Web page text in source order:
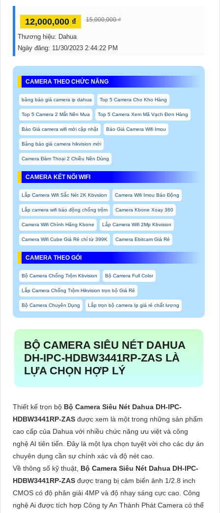
12,000,000 ₫ 15,000,000 ₫
Thương hiệu: Dahua
Ngày đăng: 11/30/2023 2:44:22 PM
CAMERA THEO CHỨC NĂNG
bảng báo giá camera ip dahua Top 5 Camera Cho Kho Hàng
Top 5 Camera 2 Mắt Nên Mua Top 5 Camera Xem Mã Vạch Đơn Hàng
Báo Giá camera wifi mới cập nhật Báo Giá Camera Wifi Imou
Bảng báo giá camera hikvision mới
Camera Đàm Thoại 2 Chiều Nên Dùng
CAMERA KẾT NỐI WIFI
Lắp Camera Wifi Sắc Nét 2K Kbvsiion Camera Wifi Imou Báo Động
Lắp camera wifi báo động chống trộm Camera Kbone Xoay 360
Camera Wifi Chính Hãng Kbone Lắp Camera Wifi 2Mp Kbvision
Camera Wifi Cube Giá Rẻ chỉ từ 399K Camera Ebitcam Giá Rẻ
CAMERA THEO GÓI
Bộ Camera Chống Trộm Kbvision Bộ Camera Full Color
Lắp Camera Chống Trộm Hikvision trọn bộ Giá Rẻ
Bộ Camera Chuyên Dụng Lắp trọn bộ camera Ip giá rẻ chất lượng
BỘ CAMERA SIÊU NÉT DAHUA
DH-IPC-HDBW3441RP-ZAS LÀ
LỰA CHỌN HỢP LÝ
Thiết kế trọn bộ Bộ Camera Siêu Nét Dahua DH-IPC-
HDBW3441RP-ZAS được xem là một trong những sản phẩm
cao cấp của Dahua với nhiều chức năng ưu việt và công
nghệ AI tiên tiến. Đây là một lựa chọn tuyệt vời cho các dự án
chuyên dụng cần sự chính xác và độ nét cao.
Về thông số kỹ thuật, Bộ Camera Siêu Nét Dahua DH-IPC-
HDBW3441RP-ZAS được trang bị cảm biến ảnh 1/2.8 inch
CMOS có độ phân giải 4MP và độ nhạy sáng cực cao. Công
nghệ Ai được tích hợp Công ty An Thành Phát Camera có thể